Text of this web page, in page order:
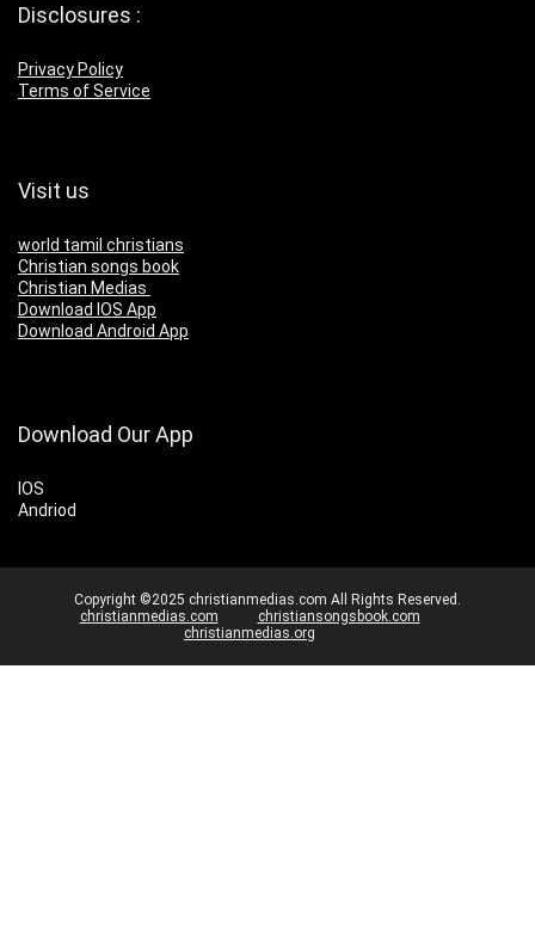
Disclosures :
Privacy Policy
Terms of Service
Visit us
world tamil christians
Christian songs book
Christian Medias
Download IOS App
Download Android App
Download Our App
IOS
Andriod
Copyright ©2025 christianmedias.com All Rights Reserved.
christianmedias.com
christiansongsbook.com
christianmedias.org